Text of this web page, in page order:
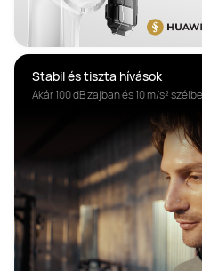
Stabil és tiszta hívások
Akár 100 dB zajban és 10 m/s²